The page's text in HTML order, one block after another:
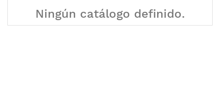
Ningún catálogo definido.